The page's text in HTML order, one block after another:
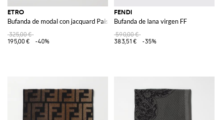
ETRO
Bufanda de modal con jacquard Paisley
325,00 €
195,00 €
-40%
FENDI
Bufanda de lana virgen FF
590,00 €
383,51 €
-35%